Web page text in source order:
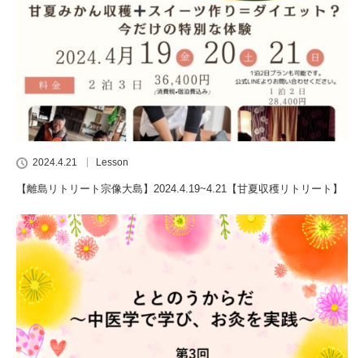
2024.4.21 Lesson
【離島リトリート宗像大島】2024.4.19~4.21【甘夏収穫リトリート】